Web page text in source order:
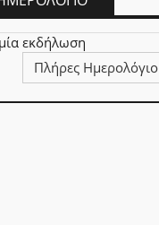
εκδήλωση
Πλήρες Ημερολόγιο